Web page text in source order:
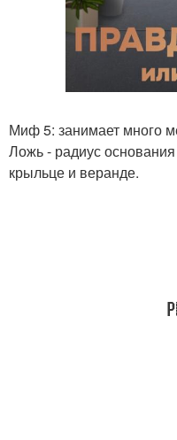
Миф 5: занимает много
Ложь - радиус
крыльце и веранде.